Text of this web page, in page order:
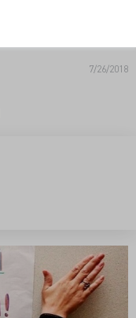
7/26/2018